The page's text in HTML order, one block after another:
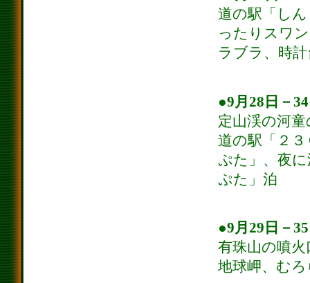
道の駅「し
ったりスワ
ラブラ、時
●9月28日－
定山渓の河
道の駅「２
ぷた」、夜
ぷた」泊
●9月29日－
有珠山の噴
地球岬、む